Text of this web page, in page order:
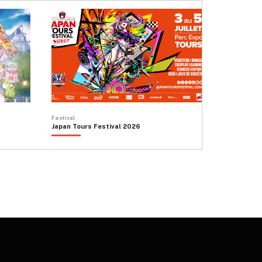
Festival
Japan Tours Festival 2026